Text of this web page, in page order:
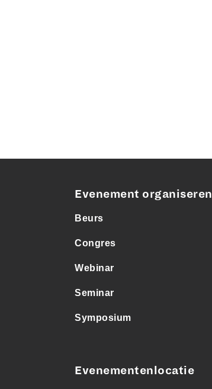
Evenement organiseren
Beurs
Congres
Webinar
Seminar
Symposium
Evenementenlocatie